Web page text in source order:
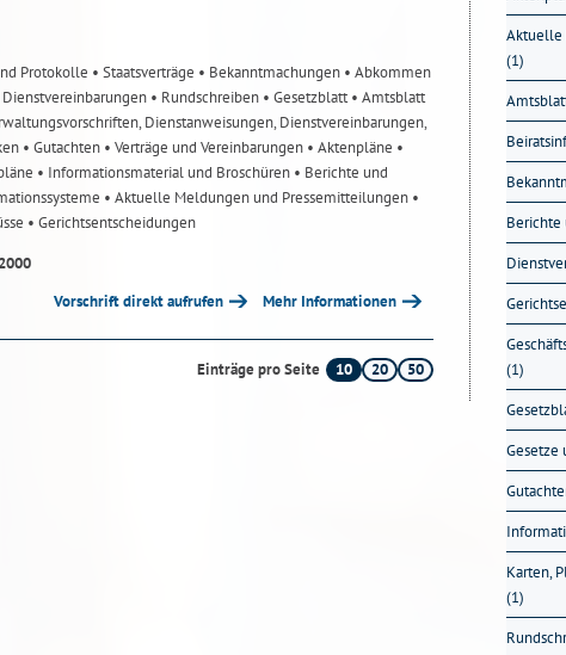
Protokolle • Staatsverträge • Bekanntmachungen • Abkommen
Dienstvereinbarungen • Rundschreiben • Gesetzblatt• Amtsblatt
Dienstanweisungen, Dienstvereinbarungen,
• Gutachten • Verträge und Vereinbarungen • Aktenpläne •
• Informationsmaterial und Broschüren • Berichte und
• Aktuelle Meldungen und Pressemitteilungen •
• Gerichtsentscheidungen
Vorschrift direkt aufrufen Mehr Informationen
Einträge pro Seite 10 20 50
Aktuelle
(1)
Berichte
(1)
Gesetze
Karten,
(1)